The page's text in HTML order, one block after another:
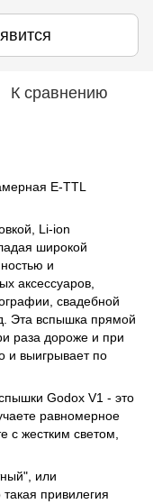
К сравнению
E-TTL
Li-ion
широкой
и
аксессуаров,
свадебной
Эта вспышка прямой
раза дороже и при
и выигрывает по
Godox V1 - это
равномерное
с жестким светом,
или
привилегия